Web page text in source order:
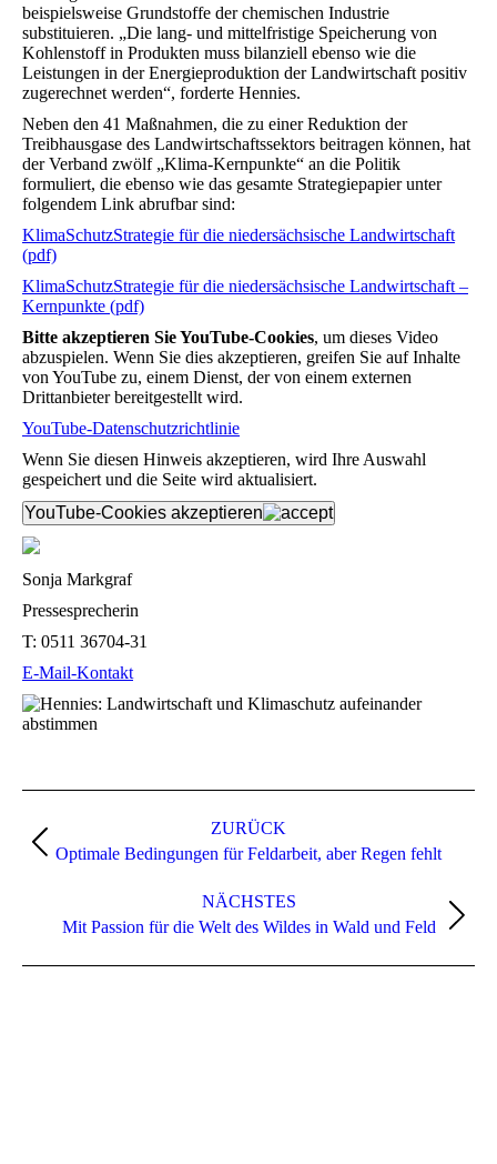
beispielsweise Grundstoffe der chemischen Industrie
substituieren. „Die lang- und mittelfristige Speicherung von
Kohlenstoff in Produkten muss bilanziell ebenso wie die
Leistungen in der Energieproduktion der Landwirtschaft positiv
zugerechnet werden“, forderte Hennies.
Neben den 41 Maßnahmen, die zu einer Reduktion der
Treibhausgase des Landwirtschaftssektors beitragen können, hat
der Verband zwölf „Klima-Kernpunkte“ an die Politik
formuliert, die ebenso wie das gesamte Strategiepapier unter
folgendem Link abrufbar sind:
KlimaSchutzStrategie für die niedersächsische Landwirtschaft
(pdf)
KlimaSchutzStrategie für die niedersächsische Landwirtschaft –
Kernpunkte (pdf)
Bitte akzeptieren Sie YouTube-Cookies, um dieses Video
abzuspielen. Wenn Sie dies akzeptieren, greifen Sie auf Inhalte
von YouTube zu, einem Dienst, der von einem externen
Drittanbieter bereitgestellt wird.
YouTube-Datenschutzrichtlinie
Wenn Sie diesen Hinweis akzeptieren, wird Ihre Auswahl
gespeichert und die Seite wird aktualisiert.
YouTube-Cookies akzeptieren
Sonja Markgraf
Pressesprecherin
T: 0511 36704-31
E-Mail-Kontakt
ZURÜCK
Vorheriger
Optimale Bedingungen für Feldarbeit, aber Regen fehlt
NÄCHSTES
Nächster
Mit Passion für die Welt des Wildes in Wald und Feld